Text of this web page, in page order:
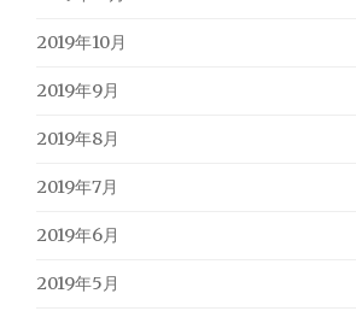
2019年10月
2019年9月
2019年8月
2019年7月
2019年6月
2019年5月